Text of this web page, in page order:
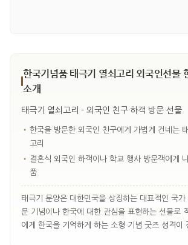
한국기념품 태극기 열쇠고리 외국인선물
소개
태극기 열쇠고리 - 외국인 친구·하객 방문 선물
• 한국을 방문한 외국인 친구에게 가볍게 건네는
고리
• 결혼식 외국인 하객이나 학교 행사 방문객에게
품
태극기 문양은 대한민국을 상징하는 대표적인 국
문 기념이나 한국에 대한 관심을 표현하는 선물로
에게 한국을 기억하게 하는 소형 기념 굿즈 성격이